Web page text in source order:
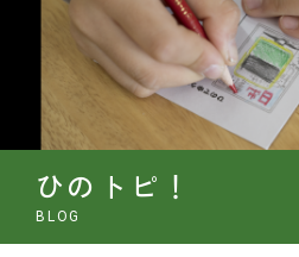
教育内容
学校生活
入学案内
お知らせ
ひのトピ！
BLOG